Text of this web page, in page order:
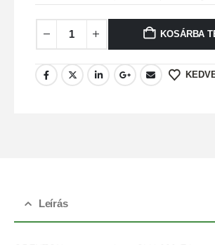
KOSÁRBA
Leírás